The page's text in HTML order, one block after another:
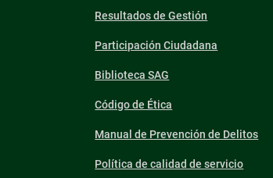
Resultados de Gestión
Participación Ciudadana
Biblioteca SAG
Código de Ética
Manual de Prevención de Delitos
Política de calidad de servicio